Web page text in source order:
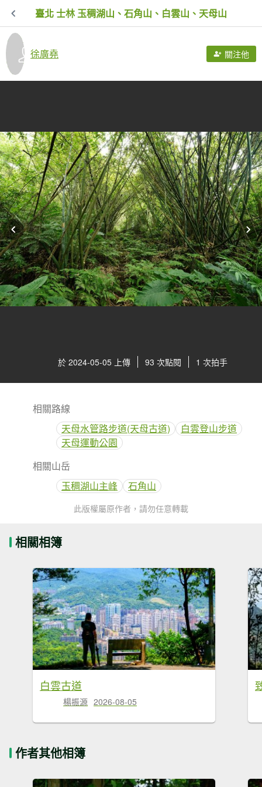
臺北 士林 玉稠湖山、石角山、白雲山、天母山
徐廣堯 關注他
於 2024-05-05 上傳 93 次點閱 1 次拍手
相關路線
天母水管路步道(天母古道)
白雲登山步道
天母運動公園
相關山岳
玉稠湖山主峰
石角山
此版權屬原作者，請勿任意轉載
相關相簿
白雲古道
楊振源 2026-08-05
作者其他相簿